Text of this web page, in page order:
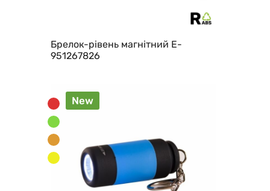
Брелок-рівень магнітний E-
951267826
New